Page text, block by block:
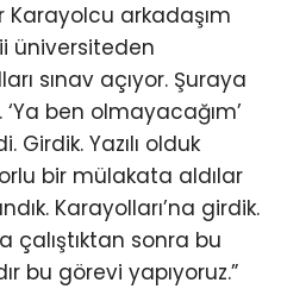
Karayolcu arkadaşım
üniversiteden
sınav açıyor. Şuraya
ben olmayacağım’
Girdik. Yazılı olduk
bir mülakata aldılar
Karayolları’na girdik.
çalıştıktan sonra bu
bu görevi yapıyoruz.”